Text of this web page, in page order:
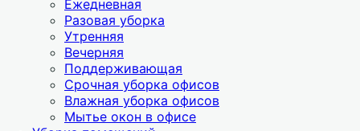
Ежедневная
Разовая уборка
Утренняя
Вечерняя
Поддерживающая
Срочная уборка офисов
Влажная уборка офисов
Мытье окон в офисе